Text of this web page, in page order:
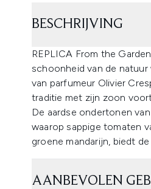
BESCHRIJVING
REPLICA From the
schoonheid van de natuur
van parfumeur Olivier
traditie met zijn zoon
De aardse ondertonen
waarop sappige tomaten
groene mandarijn, biedt
AANBEVOLEN